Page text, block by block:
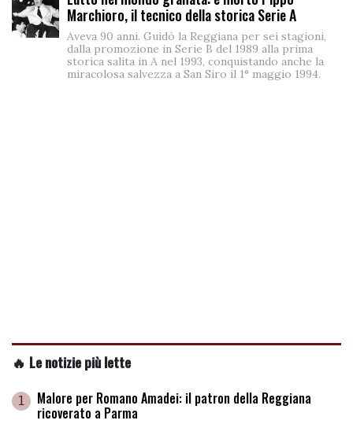
Marchioro, il tecnico della storica Serie A
Aveva 90 anni. Guidò la Reggiana per sei stagioni,
dalla promozione in Serie B del 1989 alla prima
storica salita in A nel 1993, conquistando anche la
miracolosa salvezza a San Siro il 1° maggio 1994.
🔥 Le notizie più lette
1 Malore per Romano Amadei: il patron della Reggiana
ricoverato a Parma